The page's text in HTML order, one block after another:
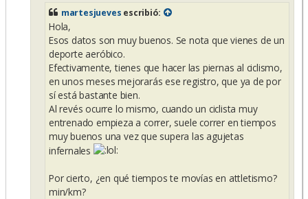
martesjueves escribió:
Hola,
Esos datos son muy buenos. Se nota que vienes de un
deporte aeróbico.
Efectivamente, tienes que hacer las piernas al ciclismo,
en unos meses mejorarás ese registro, que ya de por
sí está bastante bien.
Al revés ocurre lo mismo, cuando un ciclista muy
entrenado empieza a correr, suele correr en tiempos
muy buenos una vez que supera las agujetas
infernales
Por cierto, ¿en qué tiempos te movías en attletismo?
min/km?